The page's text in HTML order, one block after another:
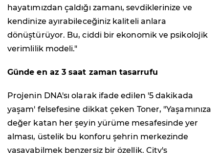
hayatımızdan çaldığı zamanı, sevdiklerinize ve
kendinize ayırabileceğiniz kaliteli anlara
dönüştürüyor. Bu, ciddi bir ekonomik ve psikolojik
verimlilik modeli."
Günde en az 3 saat zaman tasarrufu
Projenin DNA'sı olarak ifade edilen '5 dakikada
yaşam' felsefesine dikkat çeken Toner, "Yaşamınıza
değer katan her şeyin yürüme mesafesinde yer
alması, üstelik bu konforu şehrin merkezinde
yaşayabilmek benzersiz bir özellik. City's